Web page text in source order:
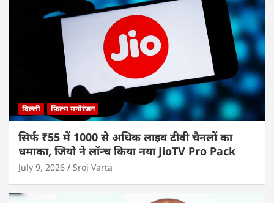
दिल्ली फ़िल्म मनोरंजन
सिर्फ ₹55 में 1000 से अधिक लाइव टीवी चैनलों का
धमाका, जियो ने लॉन्च किया नया JioTV Pro Pack
July 9, 2026 Sroj Varta